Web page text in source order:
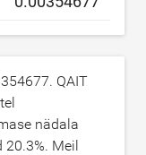
. QAIT
nädala
20.3%. Meil